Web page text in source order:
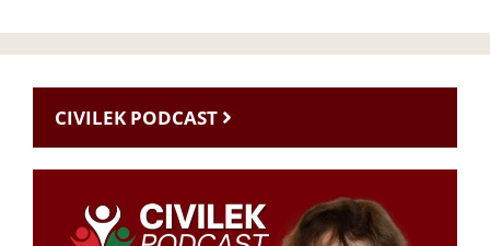
CIVILEK PODCAST